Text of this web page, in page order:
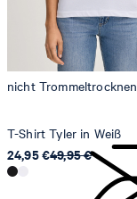
nicht Trommeltrocknen
8280 Kreuzlingen
Schweiz
T-Shirt Tyler in Weiß
24,95 €49,95 €